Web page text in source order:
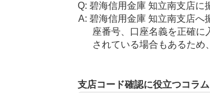
碧海信用金庫 知立南支店に
碧海信用金庫 知立南支店へ
座番号、口座名義を正確
されている場合もあるため
支店コード確認に役立つコラム